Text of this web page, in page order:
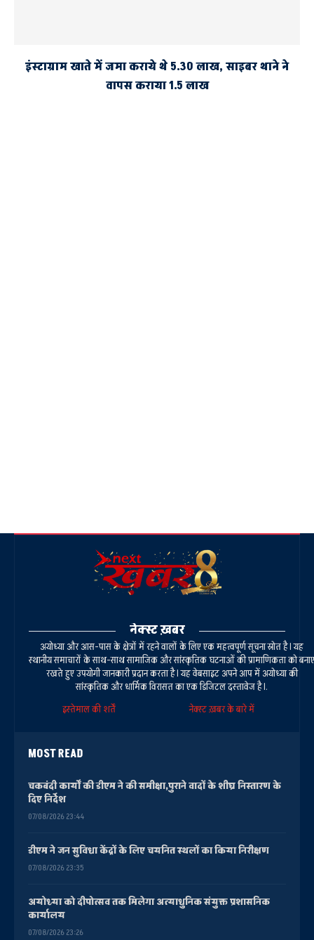
इंस्टाग्राम खाते में जमा कराये थे 5.30 लाख, साइबर थाने ने
वापस कराया 1.5 लाख
नेक्स्ट ख़बर
अयोध्या और आस-पास के क्षेत्रों में रहने वालों के लिए एक महत्वपूर्ण सूचना स्रोत है। यह
स्थानीय समाचारों के साथ-साथ सामाजिक और सांस्कृतिक घटनाओं की प्रामाणिकता को बनाए
रखते हुए उपयोगी जानकारी प्रदान करता है। यह वेबसाइट अपने आप में अयोध्या की
सांस्कृतिक और धार्मिक विरासत का एक डिजिटल दस्तावेज है।.
इस्तेमाल की शर्तें
नेक्स्ट ख़बर के बारे में
MOST READ
चकबंदी कार्यों की डीएम ने की समीक्षा,पुराने वादों के शीघ्र निस्तारण के
दिए निर्देश
07/08/2026 23:44
डीएम ने जन सुविधा केंद्रों के लिए चयनित स्थलों का किया निरीक्षण
07/08/2026 23:35
अयोध्या को दीपोत्सव तक मिलेगा अत्याधुनिक संयुक्त प्रशासनिक
कार्यालय
07/08/2026 23:26